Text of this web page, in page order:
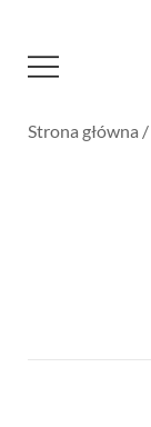
treści
Strona główna /